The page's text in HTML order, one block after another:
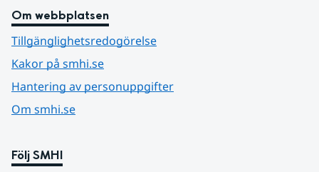
Om webbplatsen
Tillgänglighetsredogörelse
Kakor på smhi.se
Hantering av personuppgifter
Om smhi.se
Följ SMHI